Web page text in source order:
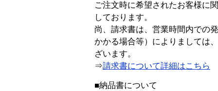
ご注文時に希望されたお客様に
しております。
尚、請求書は、営業時間内での
かかる場合等）によりましては
ざいます。
⇒請求書について詳細はこちら
■納品書について